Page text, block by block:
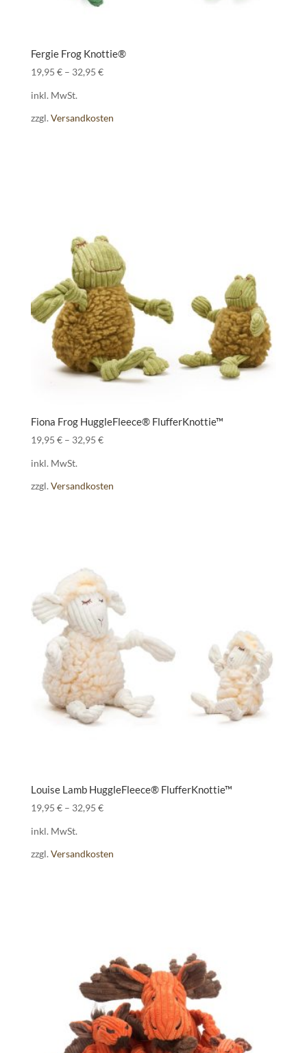
Fergie Frog Knottie®
19,95 €– 32,95 €
inkl. MwSt.
zzgl. Versandkosten
Fiona Frog HuggleFleece® FlufferKnottie™
19,95 €– 32,95 €
inkl. MwSt.
zzgl. Versandkosten
Louise Lamb HuggleFleece® FlufferKnottie™
19,95 €– 32,95 €
inkl. MwSt.
zzgl. Versandkosten